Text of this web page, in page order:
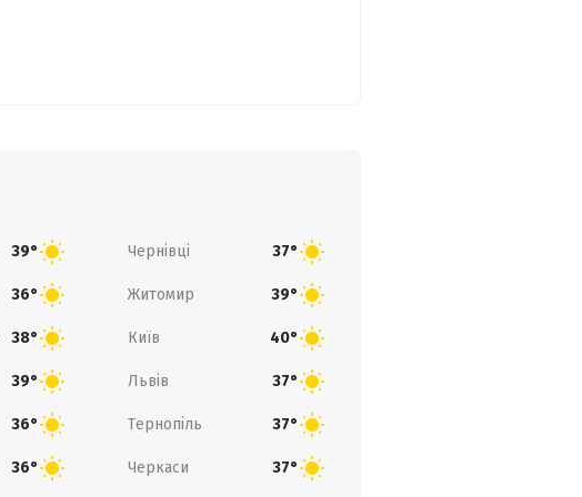
39° Чернівці 37°
36° Житомир 39°
38° Київ 40°
39° Львів 37°
36° Тернопіль 37°
36° Черкаси 37°